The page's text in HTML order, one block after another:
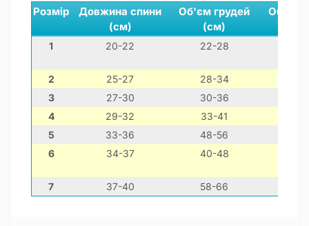
Розмір
Довжина спини
(см)
Об'єм грудей
(см)
Обхват
1 20-22 22-28
2 25-27 28-34
3
27-30 30-36
4
29-32 33-41
5
33-36 48-56
6
34-37 40-48
7 37-40 58-66